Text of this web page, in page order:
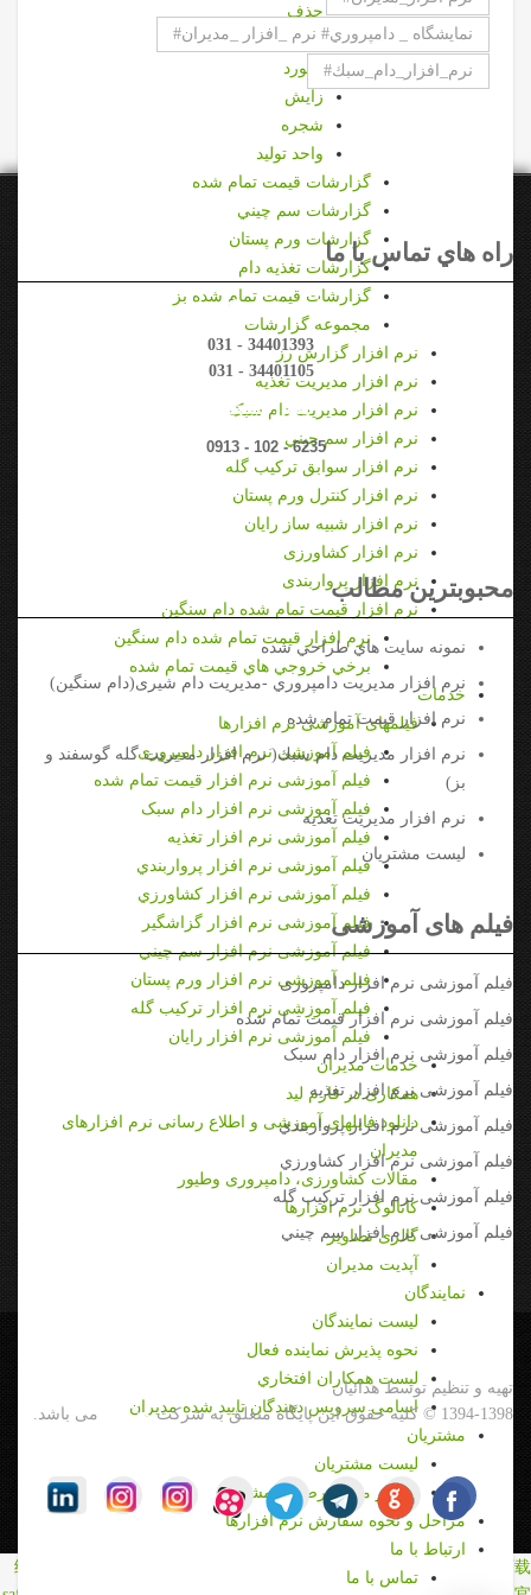
حذف
خشكي
ركورد
زايش
شجره
واحد توليد
گزارشات قيمت تمام شده
گزارشات سم چيني
گزارشات ورم پستان
گزارشات تغذیه دام
گزارشات قیمت تمام شده بز
مجموعه گزارشات
نرم افزار گزارش رز
نرم افزار مديريت تغذيه
نرم افزار مدیریت دام سبک
نرم افزار سم چيني
نرم افزار سوابق تركيب گله
نرم افزار كنترل ورم پستان
نرم افزار شبیه ساز رایان
نرم افزار کشاورزی
نرم افزار پرواربندی
نرم افزار قيمت تمام شده دام سنگین
نرم افزار قيمت تمام شده دام سنگین
برخي خروجي هاي قيمت تمام شده
خدمات
فیلمهای آموزشی نرم افزارها
فيلم آموزشي نرم افزار دامپروری
فیلم آموزشی نرم افزار قیمت تمام شده
فیلم آموزشی نرم افزار دام سبک
فیلم آموزشی نرم افزار تغذیه
فیلم آموزشی نرم افزار پرواربندي
فیلم آموزشی نرم افزار كشاورزي
فیلم آموزشی نرم افزار گزاشگیر
فیلم آموزشی نرم افزار سم چيني
فیلم آموزشی نرم افزار ورم پستان
فیلم آموزشی نرم افزار تركيب گله
فیلم آموزشی نرم افزار رایان
خدمات مديران
همکاری در فارم لید
دانلود فایلهای آموزشی و اطلاع رسانی نرم افزارهای
مدیران
مقالات کشاورزی، دامپروری وطیور
کاتالوگ نرم افزارها
گالری تصاویر
آپدیت مدیران
نمايندگان
ليست نمايندگان
نحوه پذيرش نماينده فعال
ليست همكاران افتخاري
اسامی سرویس دهندگان تایید شده مدیران
مشتريان
ليست مشتريان
نمودار ميزان رضايت مشتري
مراحل و نحوه سفارش نرم افزارها
ارتباط با ما
تماس با ما
نمايشگاه _ دامپروري# نرم _افزار _مديران#
نرم_افزار_دام_سبك#
راه هاي تماس با ما
تلفن دفتر مركزي
031 - 34401393
031 - 34401105
تماس مستقيم
0913 - 102 - 6235
محبوبترين مطالب
نمونه سايت هاي طراحي شده
نرم افزار مديريت دامپروري -مدیریت دام شیری(دام سنگین)
نرم افزار قيمت تمام شده
نرم افزار مدیریت دام سبك( نرم افزار مدیریت گله گوسفند و
بز)
نرم افزار مديريت تغذيه
ليست مشتريان
فیلم های آموزشی
فیلم آموزشی نرم افزار دامپروری
فیلم آموزشی نرم افزار قیمت تمام شده
فیلم آموزشی نرم افزار دام سبک
فیلم آموزشی نرم افزار تغذیه
فیلم آموزشی نرم افزار پرواربندي
فیلم آموزشی نرم افزار كشاورزي
فیلم آموزشی نرم افزار تركيب گله
فیلم آموزشی نرم افزار سم چيني
تهيه و تنظيم توسط هدائيان
1394-1398 © کلیه حقوق این پایگاه متعلق به شرکت
مديران می باشد.
纸飞机下载 纸飞机下载 safew官网
safew下载